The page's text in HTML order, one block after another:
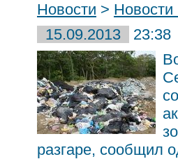
Новости > Новости
15.09.2013
23:38
разгаре, сообщил